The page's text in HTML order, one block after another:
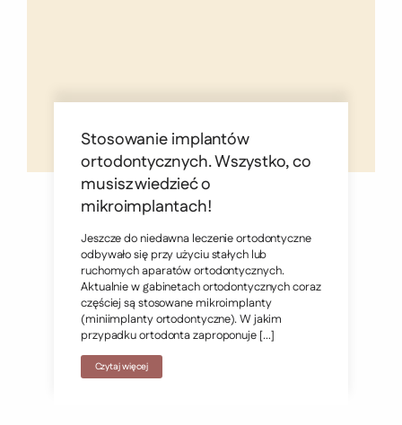
Stosowanie implantów
ortodontycznych. Wszystko, co
musisz wiedzieć o
mikroimplantach!
Jeszcze do niedawna leczenie ortodontyczne
odbywało się przy użyciu stałych lub
ruchomych aparatów ortodontycznych.
Aktualnie w gabinetach ortodontycznych coraz
częściej są stosowane mikroimplanty
(miniimplanty ortodontyczne). W jakim
przypadku ortodonta zaproponuje […]
Czytaj więcej